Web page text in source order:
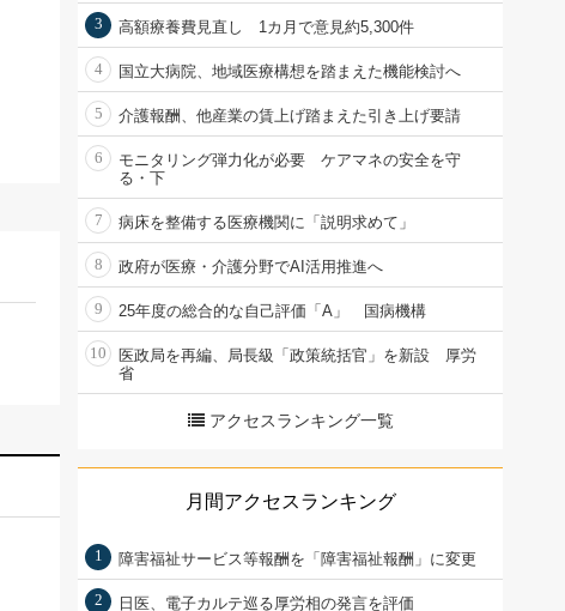
3 高額療養費見直し 1カ月で意見約5,300件
4 国立大病院、地域医療構想を踏まえた機能検討へ
5 介護報酬、他産業の賃上げ踏まえた引き上げ要請
6
モニタリング弾力化が必要 ケアマネの安全を守
る・下
7 病床を整備する医療機関に「説明求めて」
8 政府が医療・介護分野でAI活用推進へ
9 25年度の総合的な自己評価「A」 国病機構
10
医政局を再編、局長級「政策統括官」を新設 厚労
省
アクセスランキング一覧
月間アクセスランキング
1 障害福祉サービス等報酬を「障害福祉報酬」に変更
2 日医、電子カルテ巡る厚労相の発言を評価